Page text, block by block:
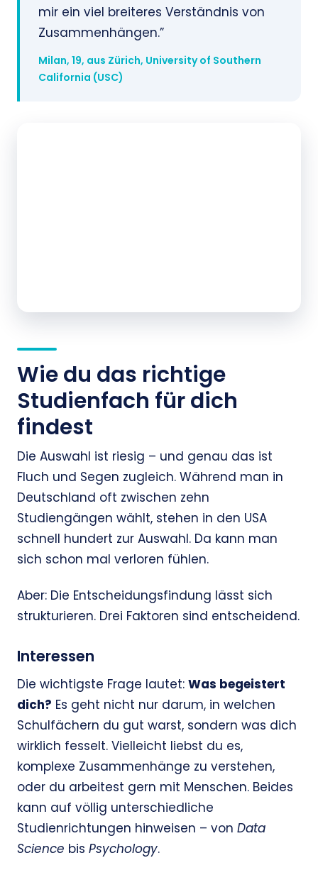
mir ein viel breiteres Verständnis von
Zusammenhängen.”
Milan, 19, aus Zürich, University of Southern
California (USC)
Wie du das richtige
Studienfach für dich
findest
Die Auswahl ist riesig – und genau das ist
Fluch und Segen zugleich. Während man in
Deutschland oft zwischen zehn
Studiengängen wählt, stehen in den USA
schnell hundert zur Auswahl. Da kann man
sich schon mal verloren fühlen.
Aber: Die Entscheidungsfindung lässt sich
strukturieren. Drei Faktoren sind entscheidend.
Interessen
Die wichtigste Frage lautet: Was begeistert
dich? Es geht nicht nur darum, in welchen
Schulfächern du gut warst, sondern was dich
wirklich fesselt. Vielleicht liebst du es,
komplexe Zusammenhänge zu verstehen,
oder du arbeitest gern mit Menschen. Beides
kann auf völlig unterschiedliche
Studienrichtungen hinweisen – von Data
Science bis Psychology.